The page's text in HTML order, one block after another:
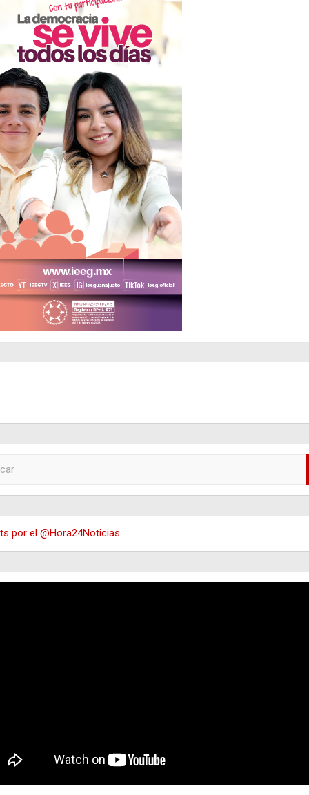
por el @Hora24Noticias.